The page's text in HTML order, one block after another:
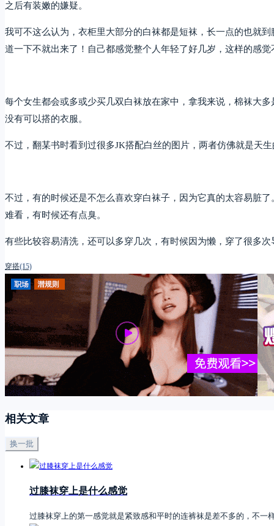
之后有装嫩的嫌疑。
我可不这么认为，衣柜里大部分的白袜都是短袜，长一点的也就
道一下不就出来了！自己都感觉整个人年轻了好几岁，这样的感觉
每个女生都会或多或少买几双白袜放在家中，拿我来说，棉袜大
没有可以搭的衣服。
不过，翻某书时看到过很多JK搭配白丝的图片，两者仿佛就是天
不过，有的时候还是不怎么喜欢穿白袜子，因为它真的太容易脏
难看，有时候还有点臭。
有些比较容易清洗，还可以多穿几次，有时候因为懒，穿了很多
穿搭(15)
相关文章
换一批
过膝袜穿上是什么感觉
过膝袜穿上的第一感觉就是紧致感和平时的连裤袜是差不多的，不